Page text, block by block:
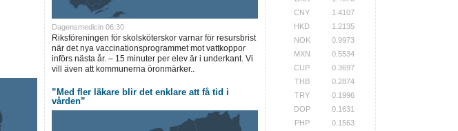
Dagensmedicin 06:30
Riksföreningen för skolsköterskor varnar för resursbrist
när det nya vaccinationsprogrammet mot vattkoppor
införs nästa år. – 15 minuter per elev är i underkant. Vi
vill även att kommunerna öronmärker..
”Med fler läkare blir det enklare att få tid i
vården”
CNY
1.4107
HKD
1.2135
NOK
0.9973
MXN
0.5534
CUP
0.3697
THB
0.2874
TRY
0.1996
DOP
0.1631
PHP
0.1563